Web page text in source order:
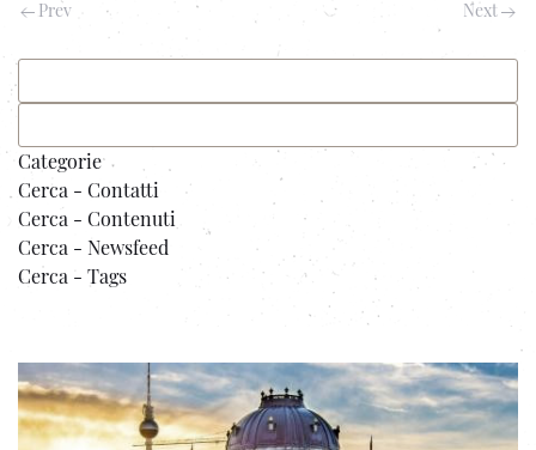
Prev Next
Categorie
Cerca - Contatti
Cerca - Contenuti
Cerca - Newsfeed
Cerca - Tags